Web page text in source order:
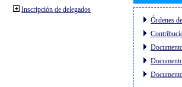
Inscripción de delegados
Órdenes